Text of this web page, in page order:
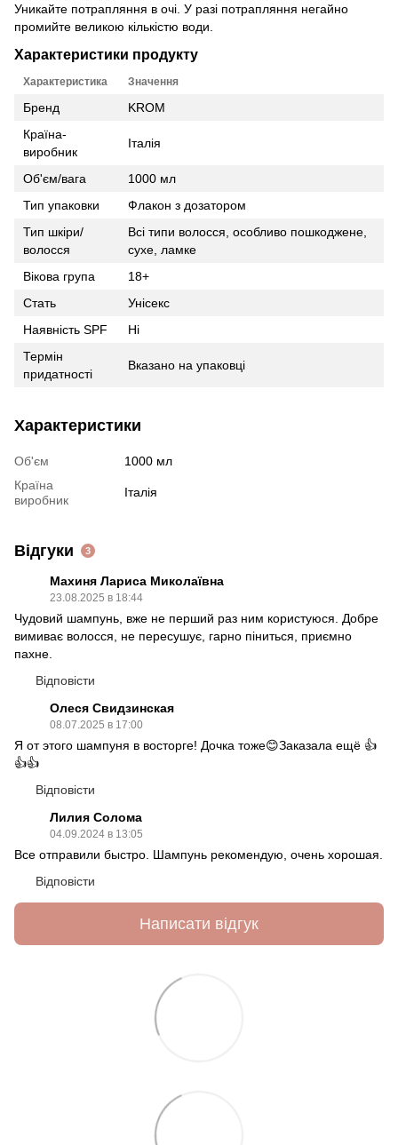
Уникайте потрапляння в очі. У разі потрапляння негайно
промийте великою кількістю води.
Характеристики продукту
Характеристика Значення
Бренд
KROM
Країна-
виробник
Італія
Об'єм/вага
1000 мл
Тип упаковки
Флакон з дозатором
Тип шкіри/
волосся
Всі типи волосся, особливо пошкоджене,
сухе, ламке
Вікова група
18+
Стать
Унісекс
Наявність SPF
Ні
Термін
придатності
Вказано на упаковці
Характеристики
Об'єм
1000 мл
Країна
виробник
Італія
Відгуки 3
Махиня Лариса Миколаївна
23.08.2025 в 18:44
Чудовий шампунь, вже не перший раз ним користуюся. Добре
вимиває волосся, не пересушує, гарно піниться, приємно
пахне.
Відповісти
Олеся Свидзинская
08.07.2025 в 17:00
Я от этого шампуня в восторге! Дочка тоже😊Заказала ещё 👍
👍👍
Відповісти
Лилия Солома
04.09.2024 в 13:05
Все отправили быстро. Шампунь рекомендую, очень хорошая.
Відповісти
Написати відгук